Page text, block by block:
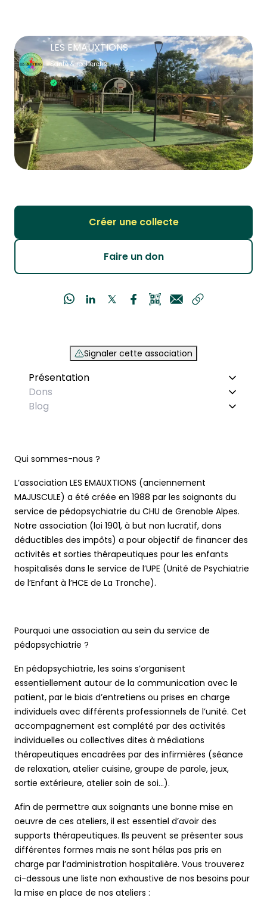
LES EMAUXTIONS
Santé & recherche
Vérifiée
Créer une collecte
Faire un don
Signaler cette association
Présentation
Dons
Blog
Qui sommes-nous ?
L’association LES EMAUXTIONS (anciennement
MAJUSCULE) a été créée en 1988 par les soignants du
service de pédopsychiatrie du CHU de Grenoble Alpes.
Notre association (loi 1901, à but non lucratif, dons
déductibles des impôts) a pour objectif de financer des
activités et sorties thérapeutiques pour les enfants
hospitalisés dans le service de l’UPE (Unité de Psychiatrie
de l’Enfant à l’HCE de La Tronche).
Pourquoi une association au sein du service de
pédopsychiatrie ?
En pédopsychiatrie, les soins s’organisent
essentiellement autour de la communication avec le
patient, par le biais d’entretiens ou prises en charge
individuels avec différents professionnels de l’unité. Cet
accompagnement est complété par des activités
individuelles ou collectives dites à médiations
thérapeutiques encadrées par des infirmières (séance
de relaxation, atelier cuisine, groupe de parole, jeux,
sortie extérieure, atelier soin de soi…).
Afin de permettre aux soignants une bonne mise en
oeuvre de ces ateliers, il est essentiel d’avoir des
supports thérapeutiques. Ils peuvent se présenter sous
différentes formes mais ne sont hélas pas pris en
charge par l’administration hospitalière. Vous trouverez
ci-dessous une liste non exhaustive de nos besoins pour
la mise en place de nos ateliers :